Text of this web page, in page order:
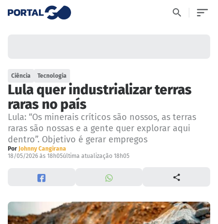
Ciência Tecnologia
Lula quer industrializar terras
raras no país
Lula: “Os minerais críticos são nossos, as terras
raras são nossas e a gente quer explorar aqui
dentro”. Objetivo é gerar empregos
Por Johnny Cangirana
18/05/2026 às 18h05última atualização 18h05